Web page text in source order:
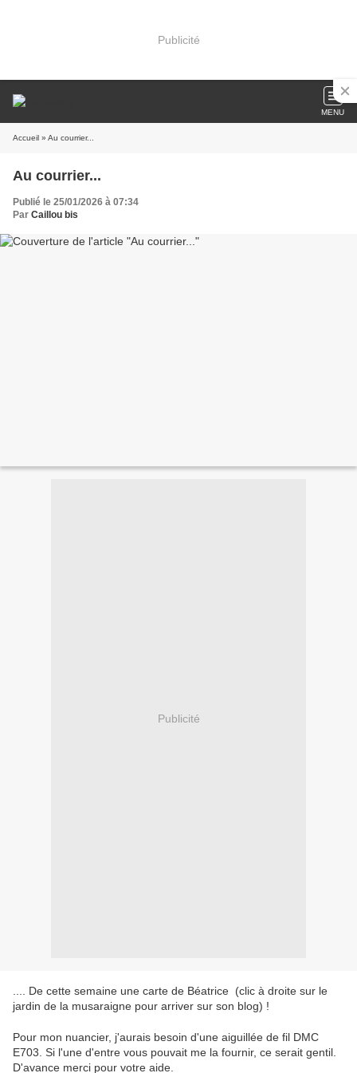
Publicité
MENU
Accueil » Au courrier...
Au courrier...
Publié le 25/01/2026 à 07:34
Par Caillou bis
Publicité
.... De cette semaine une carte de Béatrice (clic à droite sur le
jardin de la musaraigne pour arriver sur son blog) !
Pour mon nuancier, j'aurais besoin d'une aiguillée de fil DMC
E703. Si l'une d'entre vous pouvait me la fournir, ce serait gentil.
D'avance merci pour votre aide.